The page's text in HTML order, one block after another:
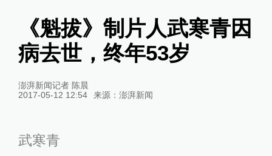
《魁拔》制片人武寒青因
病去世，终年53岁
澎湃新闻记者 陈晨
2017-05-12 12:54
来源： 澎湃新闻
武寒青